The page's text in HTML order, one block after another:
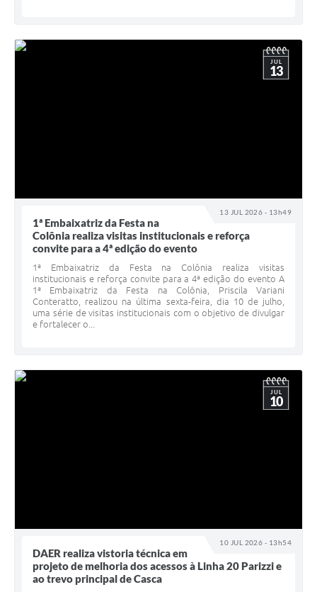
13 JUL 2026 - 13h49
JUL
13
1ª Embaixatriz da Festa na
Colônia realiza visitas institucionais e reforça
convite para a 4ª edição do evento
1ª Embaixatriz da Festa na Colônia realiza visitas
institucionais e reforça convite para a 4ª edição do evento A
1ª Embaixatriz da Festa na Colônia, Priscila Variani
Conteratto, realizou na última sexta-feira, dia 10 de julho,
uma série de visitas institucionais com o objetivo de divulgar
e fortalecer o...
10 JUL 2026 - 13h54
JUL
10
DAER realiza vistoria técnica em
projeto de melhoria dos acessos à Linha 20 Parizzi e
ao trevo principal de Casca